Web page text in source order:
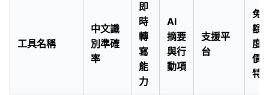
工具名稱
中文識
別準確
率
即
時
轉
寫
能
力
AI
摘要
與行
動項
支援平
台
免
額
度/
價
特